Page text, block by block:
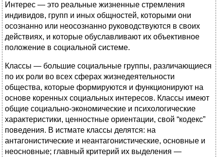
Интерес — это реальные жизненные стремления
индивидов, групп и иных общностей, которыми они
осознанно или неосознанно руководствуются в своих
действиях, и которые обуславливают их объективное
положение в социальной системе.
Классы — большие социальные группы, различающиеся
по их роли во всех сферах жизнедеятельности
общества, которые формируются и функционируют на
основе коренных социальных интересов. Классы имеют
общие социально-экономические и психологические
характеристики, ценностные ориентации, свой “кодекс”
поведения. В истмате классы делятся: на
антагонистические и неантагонистические, основные и
неосновные; главный критерий их выделения —